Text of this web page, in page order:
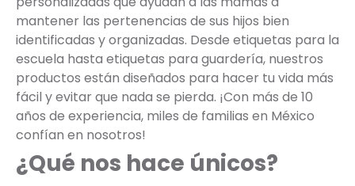
mantener las pertenencias de sus hijos bien
identificadas y organizadas. Desde etiquetas para la
escuela hasta etiquetas para guardería, nuestros
productos están diseñados para hacer tu vida más
fácil y evitar que nada se pierda. ¡Con más de 10
años de experiencia, miles de familias en México
confían en nosotros!
¿Qué nos hace únicos?